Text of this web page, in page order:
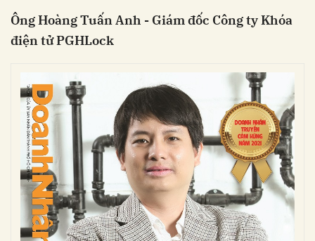
Ông Hoàng Tuấn Anh - Giám đốc Công ty Khóa
điện tử PGHLock